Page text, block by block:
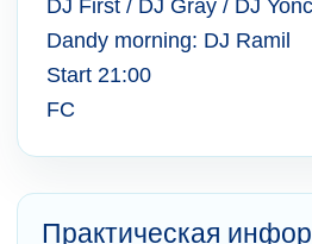
DJ First / DJ Gray / DJ
Dandy morning: DJ Ramil
Start 21:00
FC
Практическая